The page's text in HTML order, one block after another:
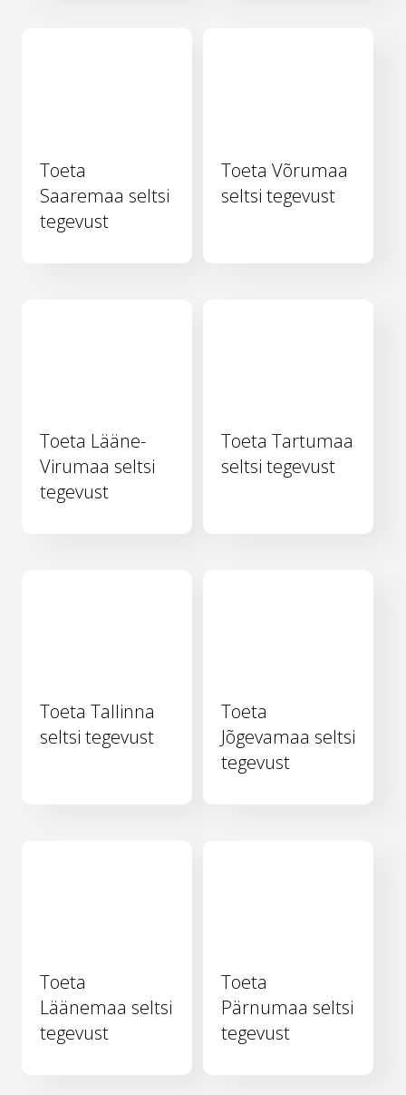
Toeta
Saaremaa seltsi
tegevust
Toeta Võrumaa
seltsi tegevust
Toeta Lääne-
Virumaa seltsi
tegevust
Toeta Tartumaa
seltsi tegevust
Toeta Tallinna
seltsi tegevust
Toeta
Jõgevamaa seltsi
tegevust
Toeta
Läänemaa seltsi
tegevust
Toeta
Pärnumaa seltsi
tegevust